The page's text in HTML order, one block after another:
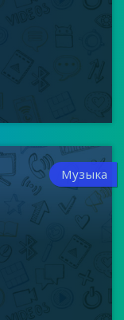
Музыка